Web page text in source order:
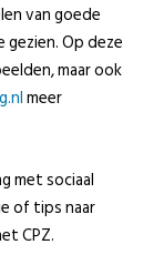
van goede
Op deze
maar ook
meer
met sociaal
of tips naar
CPZ.